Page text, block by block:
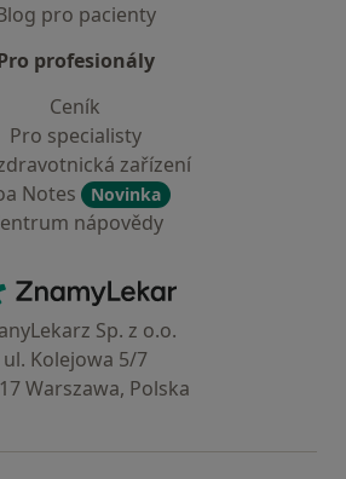
pro pacienty
profesionály
Ceník
Pro specialisty
zařízení
Notes
Novinka
nápovědy
ZnamyLekar - Hlavní stránka
Sp. z o.o.
ul. Kolejowa 5/7
Warszawa, Polska